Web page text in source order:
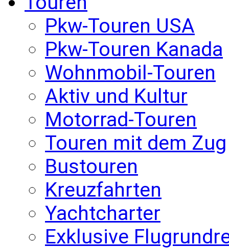
Pkw-Touren USA
Pkw-Touren Kanada
Wohnmobil-Touren
Aktiv und Kultur
Motorrad-Touren
Touren mit dem Zug
Bustouren
Kreuzfahrten
Yachtcharter
Exklusive